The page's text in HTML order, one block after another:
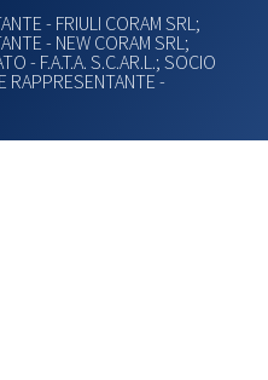
- FRIULI CORAM SRL;
- NEW CORAM SRL;
- F.A.T.A. S.C.AR.L.; SOCIO
RAPPRESENTANTE -